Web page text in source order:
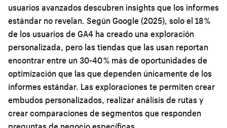
usuarios avanzados descubren insights que los informes
estándar no revelan. Según Google (2025), solo el 18 %
de los usuarios de GA4 ha creado una exploración
personalizada, pero las tiendas que las usan reportan
encontrar entre un 30-40 % más de oportunidades de
optimización que las que dependen únicamente de los
informes estándar. Las exploraciones te permiten crear
embudos personalizados, realizar análisis de rutas y
crear comparaciones de segmentos que responden